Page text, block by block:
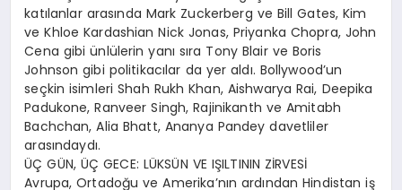
OYUN
katılanlar arasında Mark Zuckerberg ve Bill Gates, Kim
ve Khloe Kardashian Nick Jonas, Priyanka Chopra, John
Cena gibi ünlülerin yanı sıra Tony Blair ve Boris
Johnson gibi politikacılar da yer aldı. Bollywood’un
seçkin isimleri Shah Rukh Khan, Aishwarya Rai, Deepika
Padukone, Ranveer Singh, Rajinikanth ve Amitabh
Bachchan, Alia Bhatt, Ananya Pandey davetliler
arasındaydı.
ÜÇ GÜN, ÜÇ GECE: LÜKSÜN VE IŞILTININ ZİRVESİ
Avrupa, Ortadoğu ve Amerika’nın ardından Hindistan iş